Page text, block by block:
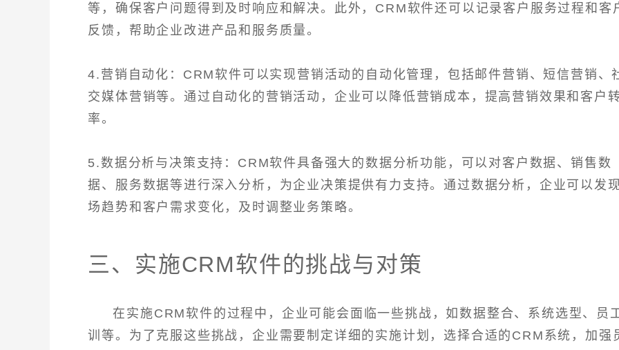
等，确保客户问题得到及时响应和解决。此外，CRM软件还可以记录客户服务过程和客
反馈，帮助企业改进产品和服务质量。
4.营销自动化：CRM软件可以实现营销活动的自动化管理，包括邮件营销、短信营销、
交媒体营销等。通过自动化的营销活动，企业可以降低营销成本，提高营销效果和客户
率。
5.数据分析与决策支持：CRM软件具备强大的数据分析功能，可以对客户数据、销售数
据、服务数据等进行深入分析，为企业决策提供有力支持。通过数据分析，企业可以发
场趋势和客户需求变化，及时调整业务策略。
三、实施CRM软件的挑战与对策
在实施CRM软件的过程中，企业可能会面临一些挑战，如数据整合、系统选型、员
训等。为了克服这些挑战，企业需要制定详细的实施计划，选择合适的CRM系统，加强